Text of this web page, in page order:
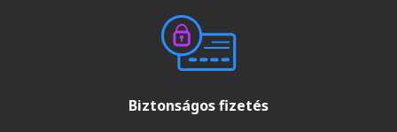
Biztonságos fizetés